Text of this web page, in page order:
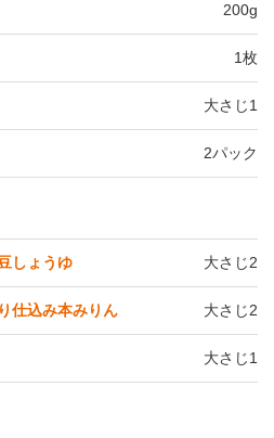
200g
1枚
大さじ1
2パック
しょうゆ 大さじ2
仕込み本みりん 大さじ2
大さじ1